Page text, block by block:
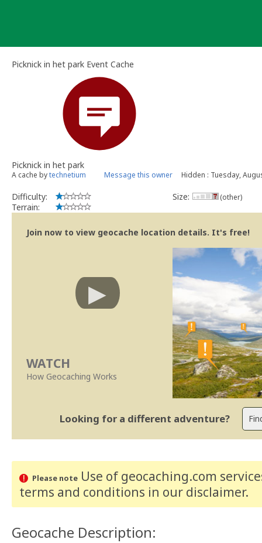
Picknick in het park Event Cache
Picknick in het park
A cache bytechnetium Message this owner Hidden : Tuesday,
Difficulty:
Terrain:
Size: (other)
Join now to view geocache location details. It's free!
WATCH
How Geocaching Works
Looking for a different adventure?
Please noteUse of geocaching.com
terms and conditions in our disclaimer.
Geocache Description: